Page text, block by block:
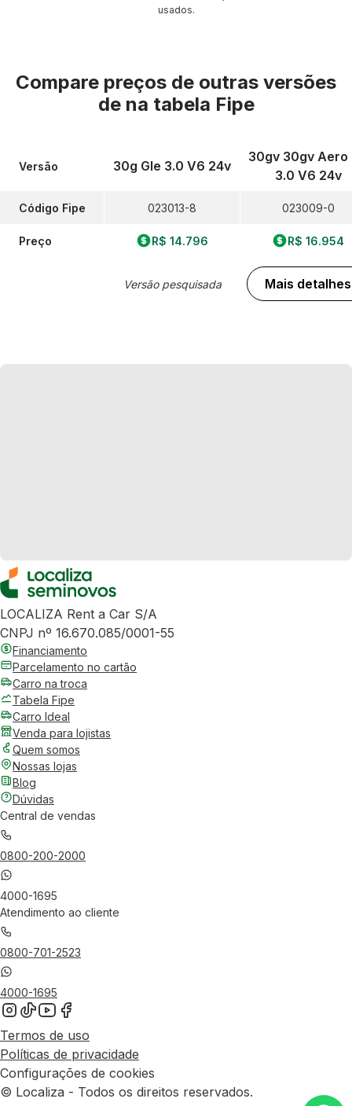
usados.
Compare preços de outras versões
de na tabela Fipe
Versão
Código Fipe
Preço
30g Gle 3.0 V6 24v
023013-8
R$ 14.796
Versão pesquisada
30gv 30gv Aero
3.0 V6 24v
023009-0
R$ 16.954
Mais detalhes
LOCALIZA Rent a Car S/A
CNPJ nº 16.670.085/0001-55
Financiamento
Parcelamento no cartão
Carro na troca
Tabela Fipe
Carro Ideal
Venda para lojistas
Quem somos
Nossas lojas
Blog
Dúvidas
Central de vendas
0800-200-2000
4000-1695
Atendimento ao cliente
0800-701-2523
4000-1695
Termos de uso
Políticas de privacidade
Configurações de cookies
© Localiza - Todos os direitos reservados.